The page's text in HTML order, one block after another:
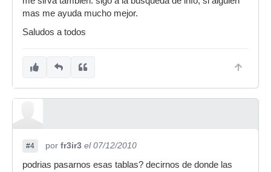
mas me ayuda mucho mejor.
Saludos a todos
#4 por fr3ir3 el 07/12/2010
podrias pasarnos esas tablas? decirnos de donde las